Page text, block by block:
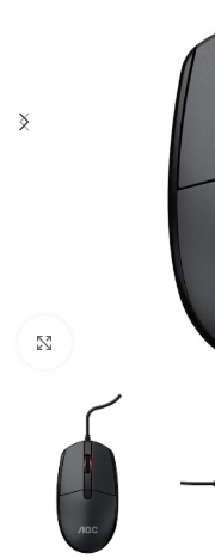
Click to enlarge